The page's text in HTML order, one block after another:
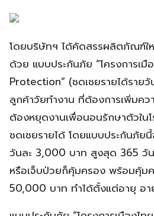
โดยบริษัทฯ ได้คัดสรรผลิตภัณฑ์ใ
ด้วย แบบประกันภัย “โครงการเมื
Protection” (ชดเชยรายได้ราย
ลูกค้าวัยทำงาน ที่ต้องการเพิ่มคว
ต้องหยุดงานเพื่อนอนรักษาตัวใน
ชดเชยรายได้ โดยแบบประกันภัย
วันละ 3,000 บาท สูงสุด 365 วัน
หรือเจ็บป่วยก็คุ้มครอง พร้อมคุ้ม
50,000 บาท ทำได้ตั้งแต่อายุ อ